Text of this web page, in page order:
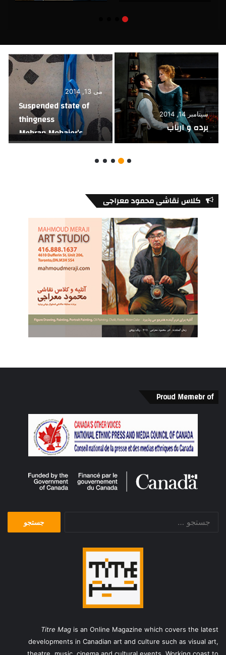
سپتامبر 14, 2014
برده و ارباب
می 13, 2014
Suspended state of
thingness
Mehran Mohajer’s
photographs of
کلاس نقاشی محمود معراجی
Proud Memebr of
Titre Mag is an Online Magazine which covers the latest
developments in Canadian art and culture such as visual art,
theatre, music, cinema and cultural events. Working coast to